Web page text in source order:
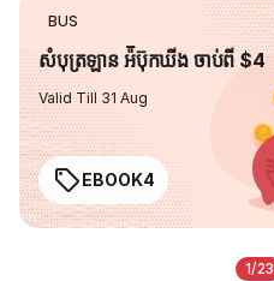
BUS
សំបុត្រឡាន អ៉ីប៊ុកឃីង ចាប់ពី $4
Valid Till 31 Aug
EBOOK4
1/23